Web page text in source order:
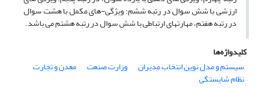
ارزشی با شش سوال در رتبه ششم؛ ویژگی-های مکمل با هشت سوال
در رتبه هفتم، مهارتهای ارتباطی با شش سوال در رتبه هشتم می باشد.
کلیدواژه‌ها
سیستم و مدل نوین انتخاب مدیران
وزارت صنعت معدن و تجارت
نظام شایستگی